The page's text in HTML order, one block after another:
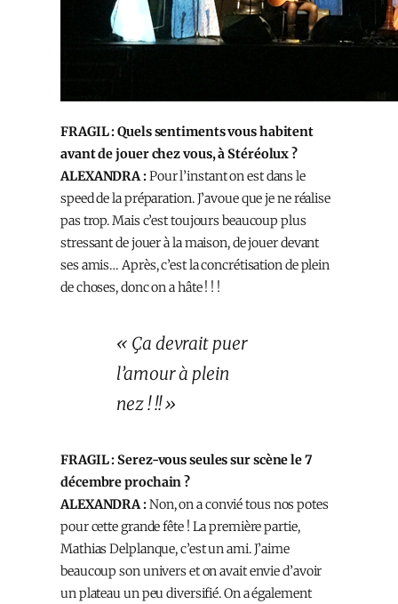
FRAGIL : Quels sentiments vous habitent
avant de jouer chez vous, à Stéréolux ?
ALEXANDRA :Pour l’instant on est dans le
speed de la préparation. J’avoue que je ne réalise
pas trop. Mais c’est toujours beaucoup plus
stressant de jouer à la maison, de jouer devant
ses amis… Après, c’est la concrétisation de plein
de choses, donc on a hâte ! ! !
« Ça devrait puer
l’amour à plein
nez ! !! »
FRAGIL : Serez-vous seules sur scène le 7
décembre prochain ?
ALEXANDRA :Non, on a convié tous nos potes
pour cette grande fête ! La première partie,
Mathias Delplanque, c’est un ami. J’aime
beaucoup son univers et on avait envie d’avoir
un plateau un peu diversifié. On a également